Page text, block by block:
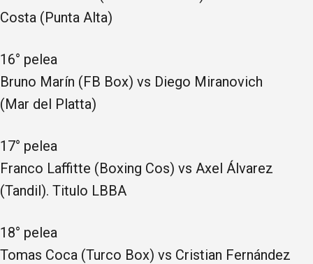
Costa (Punta Alta)
16° pelea
Bruno Marín (FB Box) vs Diego Miranovich
(Mar del Platta)
17° pelea
Franco Laffitte (Boxing Cos) vs Axel Álvarez
(Tandil). Titulo LBBA
18° pelea
Tomas Coca (Turco Box) vs Cristian Fernández